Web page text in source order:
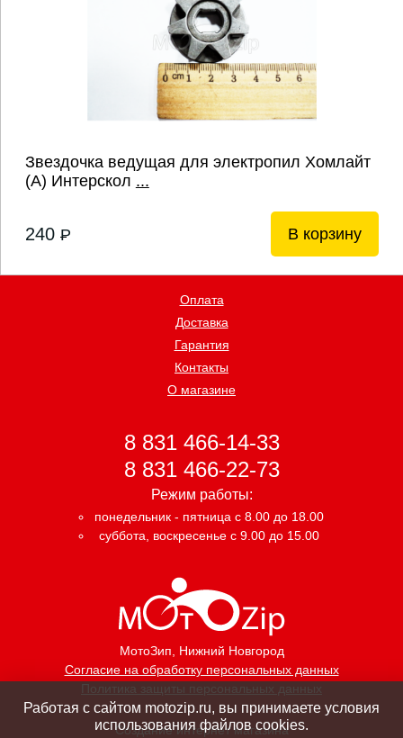
Звездочка ведущая для электропил Хомлайт
(A) Интерскол ...
240 P В корзину
МотоЗип , Нижний Новгород
Согласие на обработку персональных данных
Политика защиты персональных данных
Оплата
Доставка
Гарантия
Контакты
О магазине
8 831 466-14-33
8 831 466-22-73
Режим работы:
понедельник - пятница с 8.00 до 18.00
суббота, воскресенье с 9.00 до 15.00
Создание интернет магазина
Работая с сайтом motozip.ru, вы принимаете условия
использования файлов cookies.